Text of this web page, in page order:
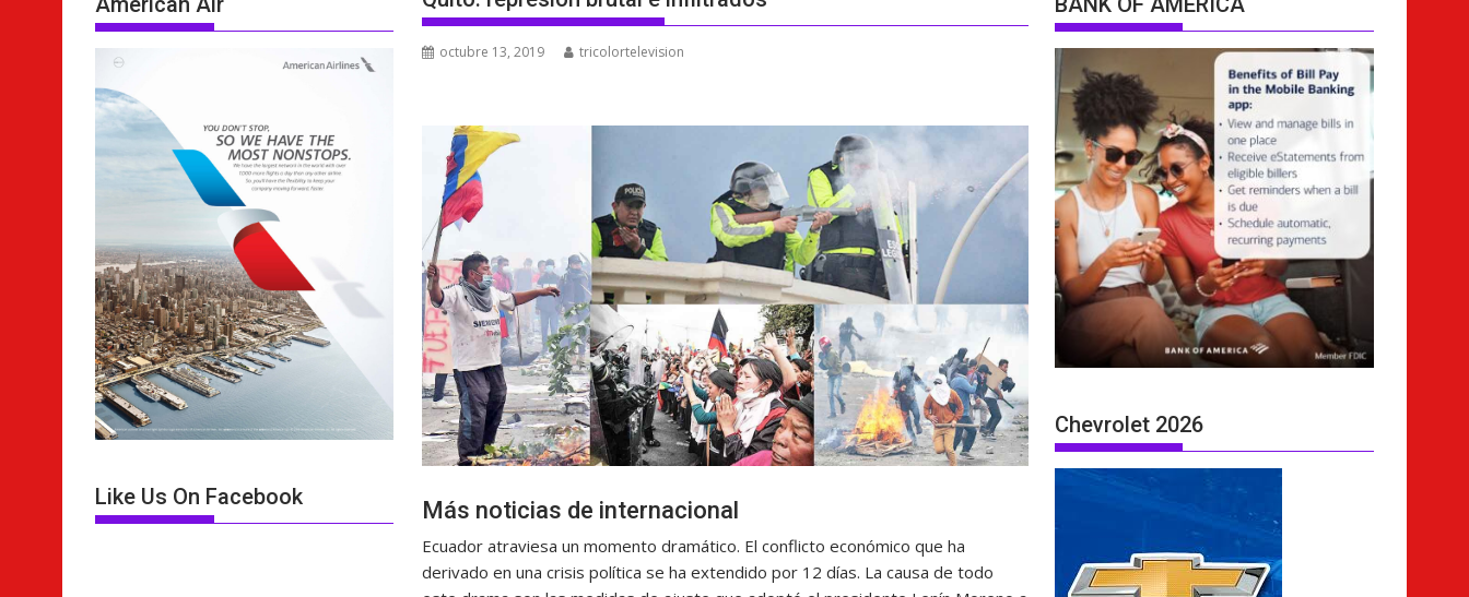
octubre 13, 2019 tricolortelevision
Más noticias de internacional
Ecuador atraviesa un momento dramático. El conflicto económico que ha
derivado en una crisis política se ha extendido por 12 días. La causa de todo
Like Us On Facebook
Chevrolet 2026